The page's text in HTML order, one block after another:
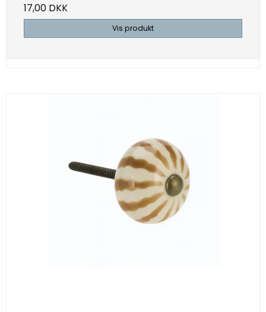
17,00 DKK
Vis produkt